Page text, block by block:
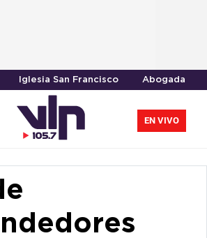
Iglesia San Francisco Abogada
EN VIVO